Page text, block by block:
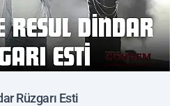
Rüzgarı Esti